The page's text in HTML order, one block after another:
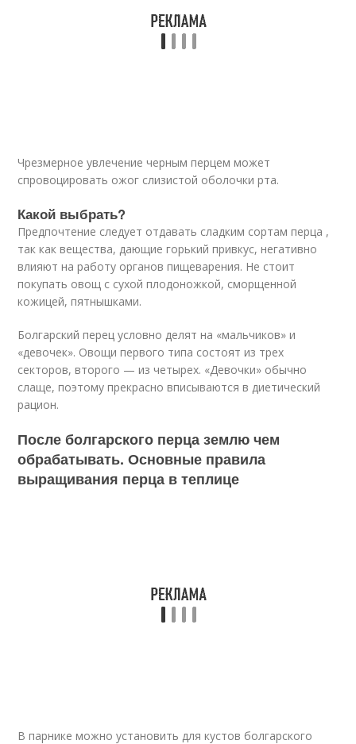
Чрезмерное увлечение черным перцем может
спровоцировать ожог слизистой оболочки рта.
Какой выбрать?
Предпочтение следует отдавать сладким сортам перца ,
так как вещества, дающие горький привкус, негативно
влияют на работу органов пищеварения. Не стоит
покупать овощ с сухой плодоножкой, сморщенной
кожицей, пятнышками.
Болгарский перец условно делят на «мальчиков» и
«девочек». Овощи первого типа состоят из трех
секторов, второго — из четырех. «Девочки» обычно
слаще, поэтому прекрасно вписываются в диетический
рацион.
После болгарского перца землю чем
обрабатывать. Основные правила
выращивания перца в теплице
В парнике можно установить для кустов болгарского